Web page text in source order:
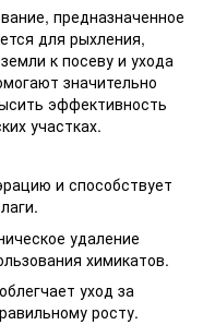
предназначенное
для рыхления,
к посеву и ухода
значительно
эффективность
участках.
и способствует
удаление
химикатов.
уход за
росту.